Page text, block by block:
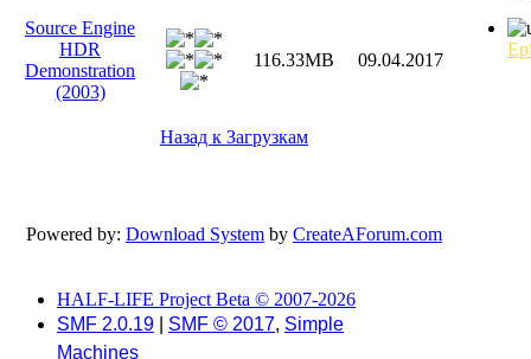
Source Engine
HDR
Demonstration
(2003)
116.33MB 09.04.2017
Назад к Загрузкам
Powered by: Download System by CreateAForum.com
HALF-LIFE Project Beta © 2007-2026
SMF 2.0.19
SMF © 2017, Simple
Machines